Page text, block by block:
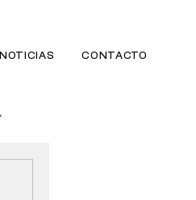
NOTICIAS CONTACTO